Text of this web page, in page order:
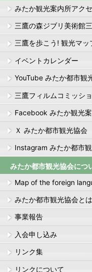
みたか観光案内所アク
三鷹の森ジブリ美術館
三鷹を歩こう! 観光マッ
イベントカレンダー
YouTube みたか都市観
三鷹フィルムコミッシ
Facebook みたか観光
Ｘ みたか都市観光協会
Instagram みたか都市
みたか都市観光協会につ
Map of the foreign
みたか都市観光協会とは
事業報告
入会申し込み
リンク集
リンクについて